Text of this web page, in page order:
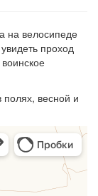
на велосипеде
проход
полях, весной и